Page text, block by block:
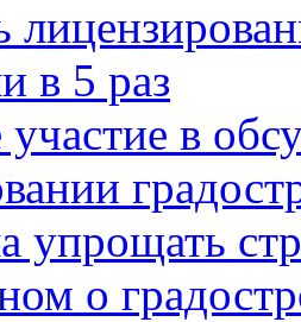
в 5 раз
в
упрощать
о